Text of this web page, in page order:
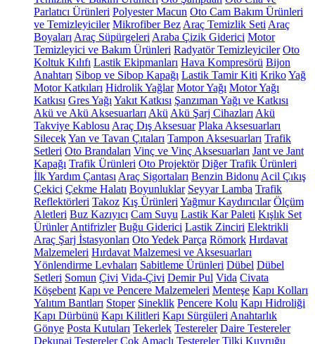
Parlatıcı Ürünleri Polyester Macun Oto Cam Bakım Ürünleri
ve Temizleyiciler Mikrofiber Bez Araç Temizlik Seti Araç
Boyaları Araç Süpürgeleri Araba Çizik Giderici Motor
Temizleyici ve Bakım Ürünleri Radyatör Temizleyiciler Oto
Koltuk Kılıfı Lastik Ekipmanları Hava Kompresörü Bijon
Anahtarı Sibop ve Sibop Kapağı Lastik Tamir Kiti KrikoYağ
Motor Katkıları Hidrolik Yağlar Motor Yağı Motor Yağı
Katkısı Gres Yağı Yakıt Katkısı Şanzıman Yağı ve Katkısı
Akü ve Akü Aksesuarları Akü Akü Şarj Cihazları Akü
Takviye Kablosu Araç Dış Aksesuar Plaka Aksesuarları
SilecekYan ve Tavan Çıtaları Tampon Aksesuarları Trafik
Setleri Oto Brandaları Vinç ve Vinç Aksesuarları Jant ve Jant
Kapağı Trafik Ürünleri Oto Projektör Diğer Trafik Ürünleri
İlk Yardım Çantası Araç Sigortaları Benzin Bidonu Acil Çıkış
Çekici Çekme Halatı Boyunluklar Seyyar Lamba Trafik
Reflektörleri Takoz Kış Ürünleri Yağmur Kaydırıcılar Ölçüm
Aletleri Buz Kazıyıcı Cam Suyu Lastik Kar Paleti Kışlık Set
Ürünler Antifrizler Buğu Giderici Lastik Zinciri Elektrikli
Araç Şarj İstasyonları Oto Yedek Parça Römork Hırdavat
Malzemeleri Hırdavat Malzemesi ve Aksesuarları
Yönlendirme Levhaları Sabitleme Ürünleri Dübel Dübel
Setleri Somun Çivi Vida-Çivi Demir Pul Vida Civata
Köşebent Kapı ve Pencere Malzemeleri Menteşe Kapı Kolları
Yalıtım Bantları Stoper Sineklik Pencere Kolu Kapı Hidroliği
Kapı Dürbünü Kapı Kilitleri Kapı Sürgüleri Anahtarlık
Gönye Posta Kutuları Tekerlek Testereler Daire Testereler
Dekupaj Testereler Çok Amaçlı Testereler Tilki Kuyruğu